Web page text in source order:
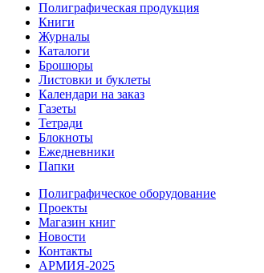
Полиграфическая продукция
Книги
Журналы
Каталоги
Брошюры
Листовки и буклеты
Календари на заказ
Газеты
Тетради
Блокноты
Ежедневники
Папки
Полиграфическое оборудование
Проекты
Магазин книг
Новости
Контакты
АРМИЯ-2025